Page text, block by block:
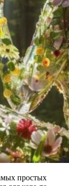
простых